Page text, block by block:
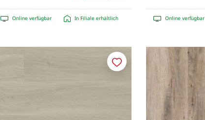
Online verfügbar In Filiale erhältlich Online verfügbar
Merken